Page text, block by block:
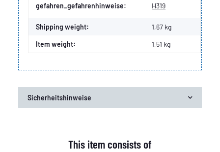
gefahren_gefahrenhinweise: H319
Shipping weight: 1,67 kg
Item weight: 1,51 kg
Sicherheitshinweise
This item consists of